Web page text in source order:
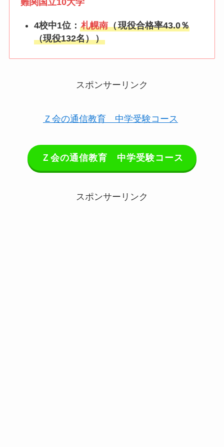
難関国立10大学
4校中1位：札幌南（現役合格率43.0％
（現役132名））
スポンサーリンク
Ｚ会の通信教育 中学受験コース
Ｚ会の通信教育 中学受験コース
スポンサーリンク